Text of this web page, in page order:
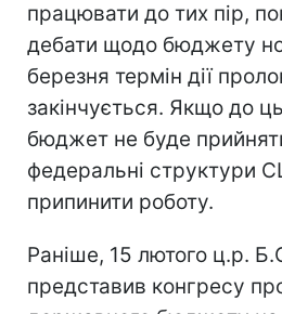
працювати до тих пір,
дебати щодо бюджету
березня термін дії
закінчується. Якщо до
бюджет не буде
федеральні структури
припинити роботу.
Раніше, 15 лютого ц.р.
представив конгресу